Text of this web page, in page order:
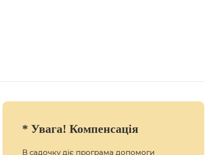
* Увага! Компенсація
В садочку діє програма допомоги